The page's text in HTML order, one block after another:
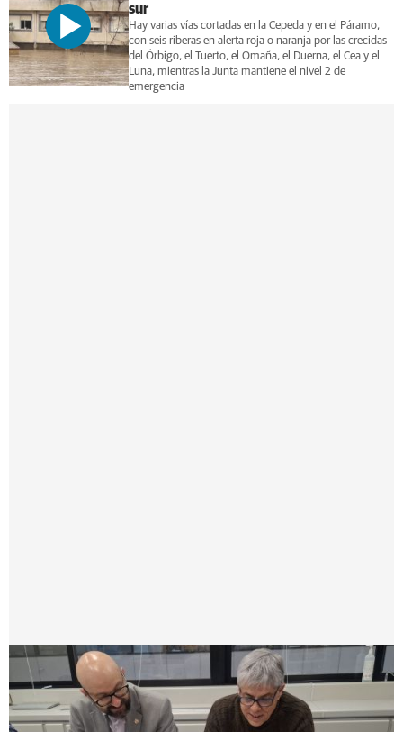
sur
Hay varias vías cortadas en la Cepeda y en el Páramo,
con seis riberas en alerta roja o naranja por las crecidas
del Órbigo, el Tuerto, el Omaña, el Duerna, el Cea y el
Luna, mientras la Junta mantiene el nivel 2 de
emergencia